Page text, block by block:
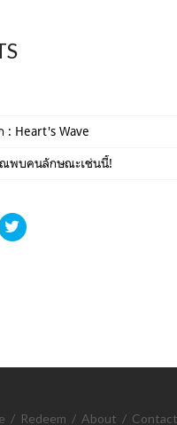
: Heart's Wave
พบคนลักษณะเช่นนี้!
/ Redeem / About / Contact